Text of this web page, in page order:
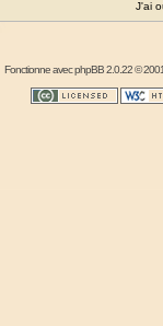
J'ai
Fonctionne avecphpBB2.0.22 ©